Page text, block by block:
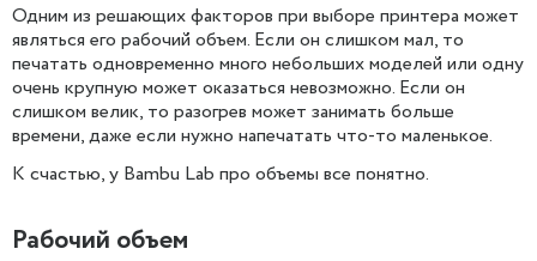
Одним из решающих факторов при выборе принтера может
являться его рабочий объем. Если он слишком мал, то
печатать одновременно много небольших моделей или одну
очень крупную может оказаться невозможно. Если он
слишком велик, то разогрев может занимать больше
времени, даже если нужно напечатать что-то маленькое.
К счастью, у Bambu Lab про объемы все понятно.
Рабочий объем